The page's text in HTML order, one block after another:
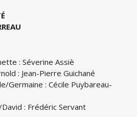
: Séverine Assiè
: Jean-Pierre Guichané
Germaine : Cécile Puybareau-
: Frédéric Servant